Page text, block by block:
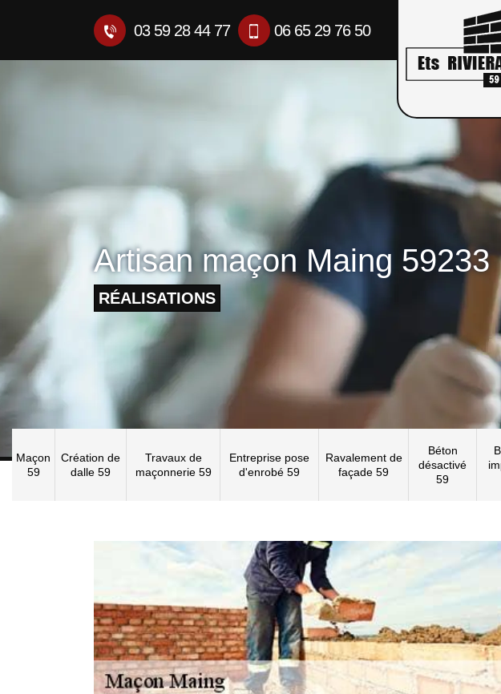
03 59 28 44 77 06 65 29 76 50
Artisan maçon Maing 59233
RÉALISATIONS
Maçon
59
Création de
dalle 59
Travaux de
maçonnerie 59
Entreprise pose
d'enrobé 59
Ravalement de
façade 59
Béton
désactivé
59